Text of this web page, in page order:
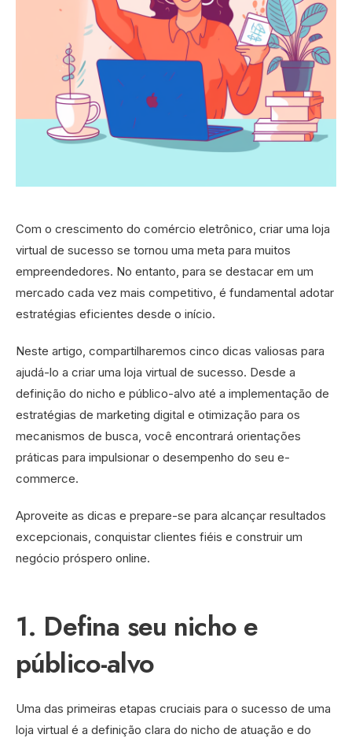
Com o crescimento do comércio eletrônico, criar uma loja
virtual de sucesso se tornou uma meta para muitos
empreendedores. No entanto, para se destacar em um
mercado cada vez mais competitivo, é fundamental adotar
estratégias eficientes desde o início.
Neste artigo, compartilharemos cinco dicas valiosas para
ajudá-lo a criar uma loja virtual de sucesso. Desde a
definição do nicho e público-alvo até a implementação de
estratégias de marketing digital e otimização para os
mecanismos de busca, você encontrará orientações
práticas para impulsionar o desempenho do seu e-
commerce.
Aproveite as dicas e prepare-se para alcançar resultados
excepcionais, conquistar clientes fiéis e construir um
negócio próspero online.
1. Defina seu nicho e
público-alvo
Uma das primeiras etapas cruciais para o sucesso de uma
loja virtual é a definição clara do nicho de atuação e do